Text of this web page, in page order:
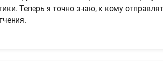
Теперь я точно знаю, к кому